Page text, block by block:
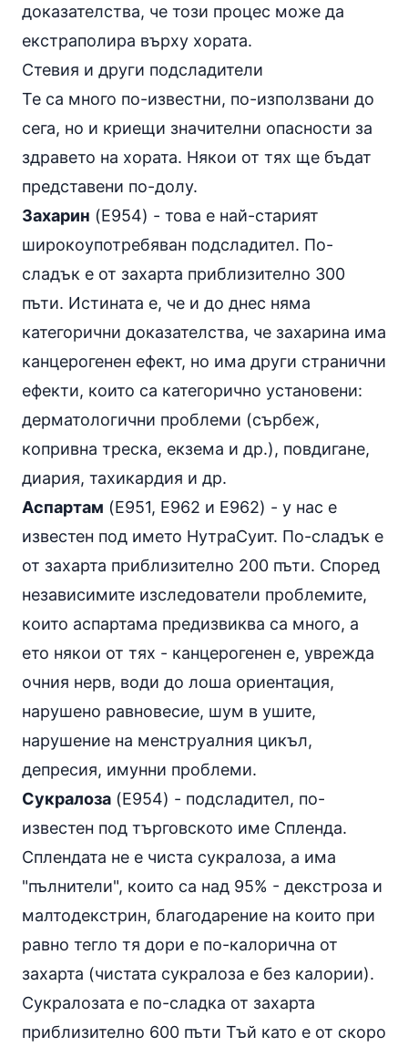
доказателства, че този процес може да
екстраполира върху хората.
Стевия и други подсладители
Те са много по-известни, по-използвани до
сега, но и криещи значителни опасности за
здравето на хората. Някои от тях ще бъдат
представени по-долу.
Захарин (E954) - това е най-старият
широкоупотребяван подсладител. По-
сладък е от захарта приблизително 300
пъти. Истината е, че и до днес няма
категорични доказателства, че захарина има
канцерогенен ефект, но има други странични
ефекти, които са категорично установени:
дерматологични проблеми (сърбеж,
копривна треска, екзема и др.), повдигане,
диария, тахикардия и др.
Аспартам (E951, E962 и E962) - у нас е
известен под името НутраСуит. По-сладък е
от захарта приблизително 200 пъти. Според
независимите изследователи проблемите,
които аспартама предизвиква са много, а
ето някои от тях - канцерогенен е, уврежда
очния нерв, води до лоша ориентация,
нарушено равновесие, шум в ушите,
нарушение на менструалния цикъл,
депресия, имунни проблеми.
Сукралоза (E954) - подсладител, по-
известен под търговското име Спленда.
Сплендата не е чиста сукралоза, а има
"пълнители", които са над 95% - декстроза и
малтодекстрин, благодарение на които при
равно тегло тя дори е по-калорична от
захарта (чистата сукралоза е без калории).
Сукралозата е по-сладка от захарта
приблизително 600 пъти Тъй като е от скоро